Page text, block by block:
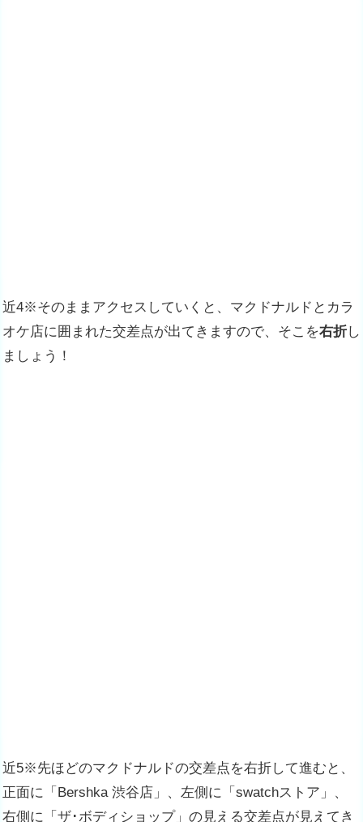
近4※そのままアクセスしていくと、マクドナルドとカラ
オケ店に囲まれた交差点が出てきますので、そこを右折し
ましょう！
近5※先ほどのマクドナルドの交差点を右折して進むと、
正面に「Bershka 渋谷店」、左側に「swatchストア」、
右側に「ザ･ボディショップ」の見える交差点が見えてき